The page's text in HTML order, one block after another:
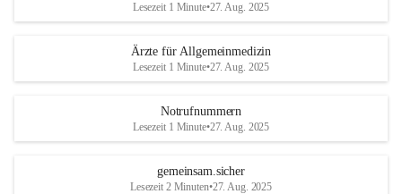
Danke für Ihr Verständnis.
OMV AustriaExploration & Production
2230 Gänserndorf
Lesezeit 1 Minute•27. Aug. 2025
Ärzte für Allgemeinmedizin
Lesezeit 1 Minute•27. Aug. 2025
Notrufnummern
Lesezeit 1 Minute•27. Aug. 2025
gemeinsam.sicher
Lesezeit 2 Minuten•27. Aug. 2025